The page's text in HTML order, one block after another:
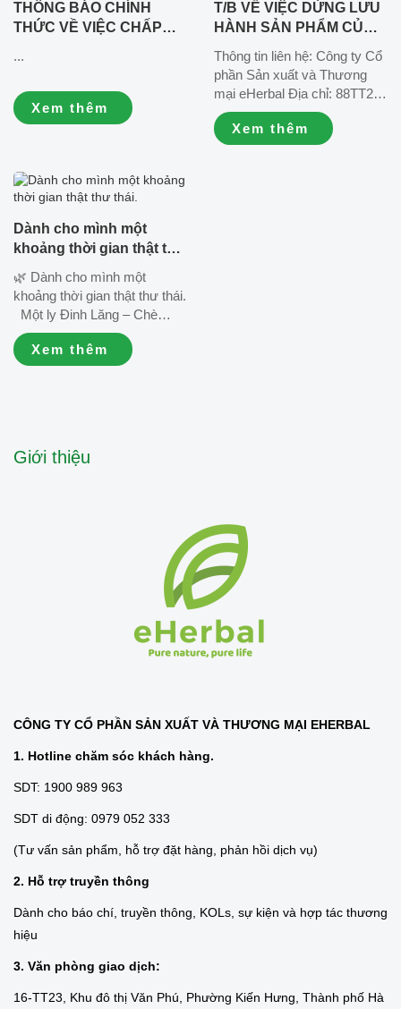
THÔNG BÁO CHÍNH
THỨC VỀ VIỆC CHẤP
HÀNG
...
Xem thêm
T/B VỀ VIỆC DỪNG LƯU
HÀNH SẢN PHẨM CỦ
CÔNG BỐ
09/EHERBAL/2025_Lô
03/12/2025, hạn sử dụng
03/12/2026
Thông tin liên hệ: Công ty Cổ
phần Sản xuất và Thương
mại eHerbal Địa chỉ: 88TT2,
khu đô thị Văn Phú, quận Hà
Đông, thành phố Hà Nội, Việt
Nam. ☎️ Hotline chăm sóc
Xem thêm
Dành cho mình một
khoảng thời gian thật thư
🌿 Dành cho mình một
khoảng thời gian thật thư thái.
Một ly Đinh Lăng – Chè
Vằng pha tiện lợi, hương vị
thảo mộc dịu nhẹ, cùng vài
phút nghỉ ngơi bên bạn bè là
Xem thêm
Giới thiệu
CÔNG TY CỔ PHẦN SẢN XUẤT VÀ THƯƠNG MẠI EHERBAL
1. Hotline chăm sóc khách hàng.
SDT: 1900 989 963
SDT di động: 0979 052 333
(Tư vấn sản phẩm, hỗ trợ đặt hàng, phản hồi dịch vụ)
2. Hỗ trợ truyền thông
Dành cho báo chí, truyền thông, KOLs, sự kiện và hợp tác thương
hiệu
3. Văn phòng giao dịch:
16-TT23, Khu đô thị Văn Phú, Phường Kiến Hưng, Thành phố Hà